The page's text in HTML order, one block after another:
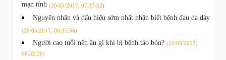
mạn tính (20/05/2017, 07:37:32)
Nguyên nhân và dấu hiệu sớm nhất nhận biết bệnh đau dạ dày
(20/05/2017, 08:35:36)
Người cao tuổi nên ăn gì khi bị bệnh táo bón? (21/05/2017,
08:32:20)